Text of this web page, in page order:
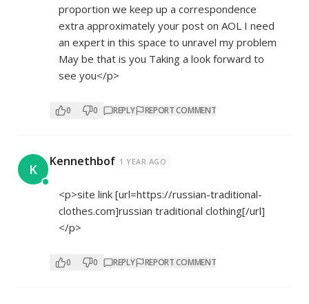
proportion we keep up a correspondence
extra approximately your post on AOL I need
an expert in this space to unravel my problem
May be that is you Taking a look forward to
see you</p>
0 0 REPLY REPORT COMMENT
K Kennethbof 1 YEAR AGO
<p>site link [url=https://russian-traditional-
clothes.com]russian traditional clothing[/url]
</p>
0 0 REPLY REPORT COMMENT